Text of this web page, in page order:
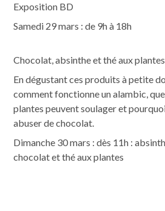
Exposition BD
Samedi 29 mars : de 9h à 18h
Chocolat, absinthe et thé aux
En dégustant ces produits à petite
comment fonctionne un alambic,
plantes peuvent soulager et
abuser de chocolat.
Dimanche 30 mars : dès 11h :
chocolat et thé aux plantes